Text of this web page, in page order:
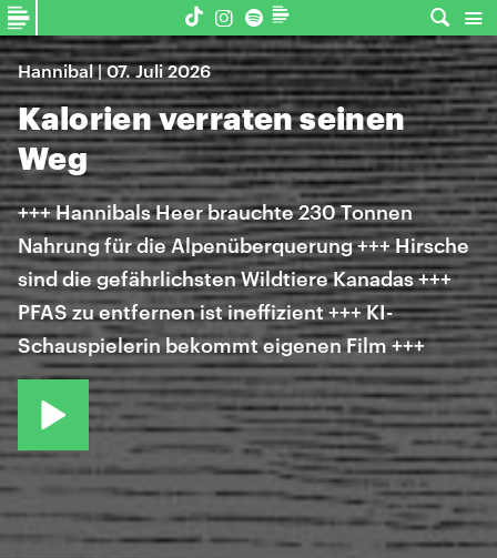
Hannibal | 07. Juli 2026
Kalorien verraten seinen
Weg
+++ Hannibals Heer brauchte 230 Tonnen
Nahrung für die Alpenüberquerung +++ Hirsche
sind die gefährlichsten Wildtiere Kanadas +++
PFAS zu entfernen ist ineffizient +++ KI-
Schauspielerin bekommt eigenen Film +++